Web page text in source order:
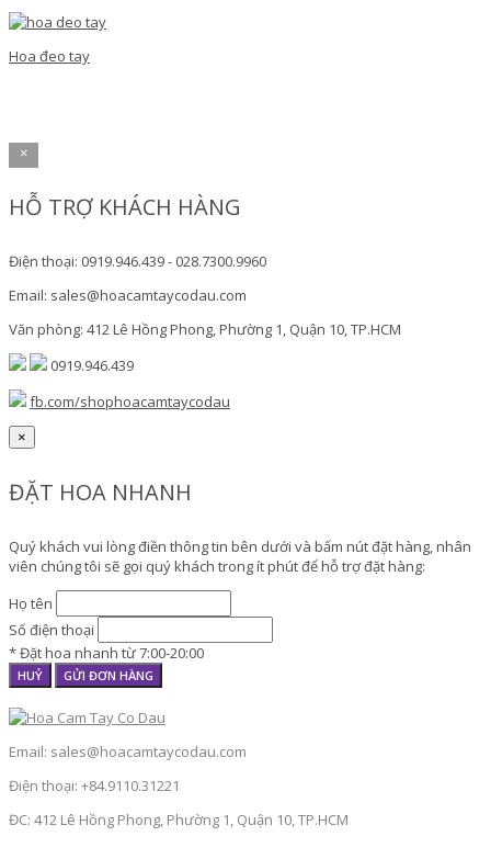
Hoa đeo tay
×
HỖ TRỢ KHÁCH HÀNG
Điện thoại: 0919.946.439 - 028.7300.9960
Email: sales@hoacamtaycodau.com
Văn phòng: 412 Lê Hồng Phong, Phường 1, Quận 10, TP.HCM
0919.946.439
fb.com/shophoacamtaycodau
×
ĐẶT HOA NHANH
Quý khách vui lòng điền thông tin bên dưới và bấm nút đặt hàng, nhân
viên chúng tôi sẽ gọi quý khách trong ít phút để hỗ trợ đặt hàng:
Họ tên
Số điện thoại
* Đặt hoa nhanh từ 7:00-20:00
HUỶ GỬI ĐƠN HÀNG
Email: sales@hoacamtaycodau.com
Điện thoại: +84.9110.31221
ĐC: 412 Lê Hồng Phong, Phường 1, Quận 10, TP.HCM